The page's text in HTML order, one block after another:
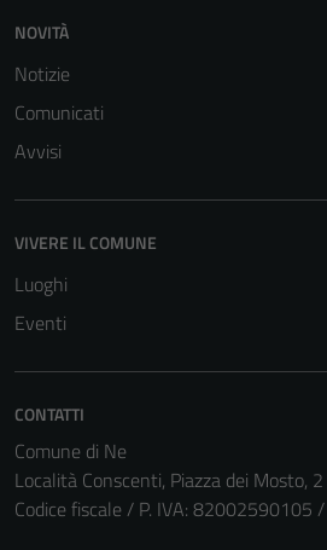
NOVITÀ
Notizie
Comunicati
Avvisi
VIVERE IL COMUNE
Luoghi
Eventi
CONTATTI
Comune di Ne
Località Conscenti, Piazza dei Mosto,
Codice fiscale / P. IVA: